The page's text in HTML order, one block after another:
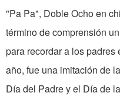
"Pa Pa", Doble Ocho en
término de comprensión
para recordar a los
año, fue una imitación de
Día del Padre y el Día de